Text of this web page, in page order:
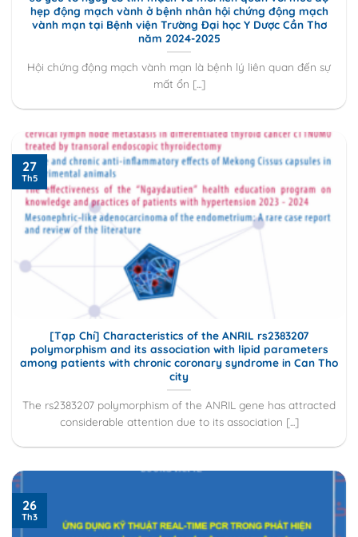
hẹp động mạch vành ở bệnh nhân hội chứng động mạch
vành mạn tại Bệnh viện Trường Đại học Y Dược Cần Thơ
năm 2024-2025
Hội chứng động mạch vành mạn là bệnh lý liên quan đến sự
mất ổn [...]
[Tạp Chí] Characteristics of the ANRIL rs2383207
polymorphism and its association with lipid parameters
among patients with chronic coronary syndrome in Can Tho
city
The rs2383207 polymorphism of the ANRIL gene has attracted
considerable attention due to its association [...]
27
Th5
26
Th3